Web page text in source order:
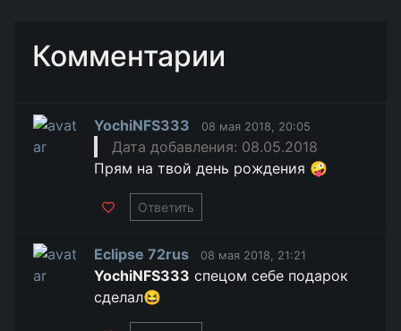
Комментарии
YochiNFS333 08 мая 2018, 20:05
Дата добавления: 08.05.2018
Прям на твой день рождения 🤪
Ответить
Eclipse 72rus 08 мая 2018, 21:21
YochiNFS333 спецом себе подарок
сделал😆